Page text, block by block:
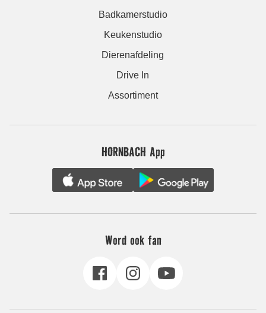
Badkamerstudio
Keukenstudio
Dierenafdeling
Drive In
Assortiment
HORNBACH App
Word ook fan